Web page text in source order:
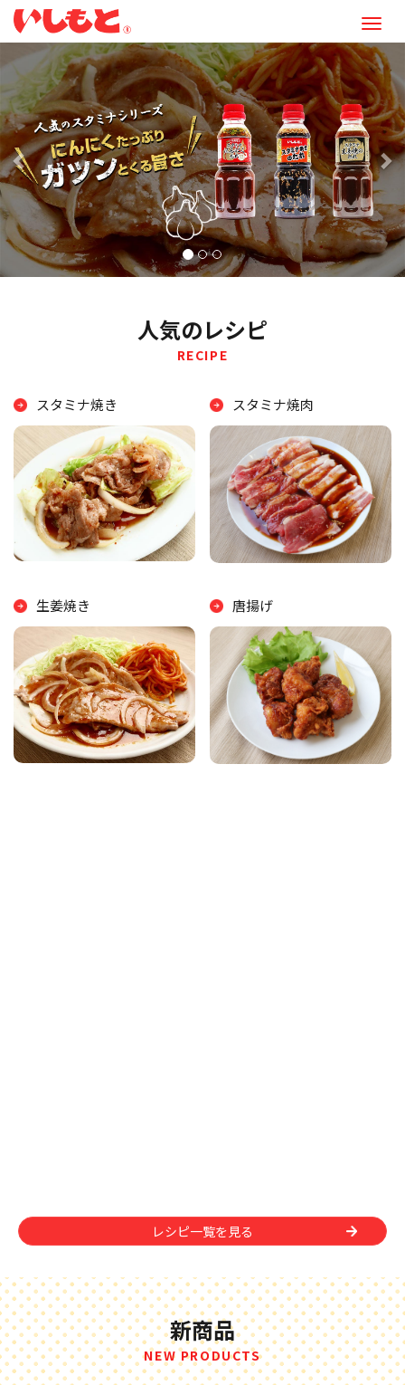
M
e
n
u
前
へ
次
へ
人気のレシピ
RECIPE
スタミナ焼き スタミナ焼肉
生姜焼き 唐揚げ
レシピ一覧を見る
新商品
NEW PRODUCTS